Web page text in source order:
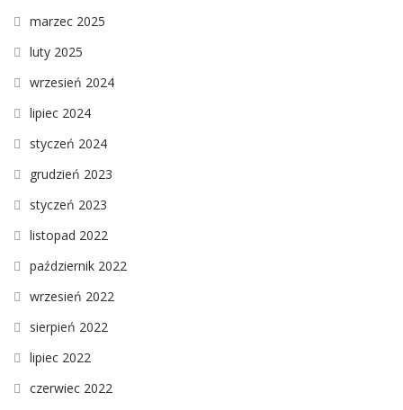
marzec 2025
luty 2025
wrzesień 2024
lipiec 2024
styczeń 2024
grudzień 2023
styczeń 2023
listopad 2022
październik 2022
wrzesień 2022
sierpień 2022
lipiec 2022
czerwiec 2022